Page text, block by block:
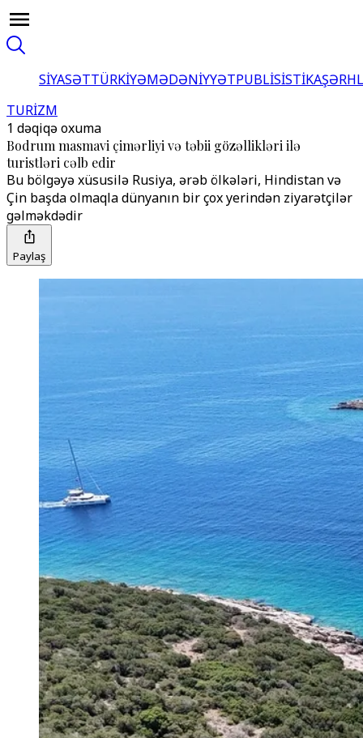
SİYASƏTTÜRKİYƏMƏDƏNİYYƏTPUBLİSİSTİKA
TURİZM
1 dəqiqə oxuma
Bodrum masmavi çimərliyi və təbii gözəllikləri ilə
turistləri cəlb edir
Bu bölgəyə xüsusilə Rusiya, ərəb ölkələri, Hindistan və
Çin başda olmaqla dünyanın bir çox yerindən ziyarətçilər
gəlməkdədir
Paylaş